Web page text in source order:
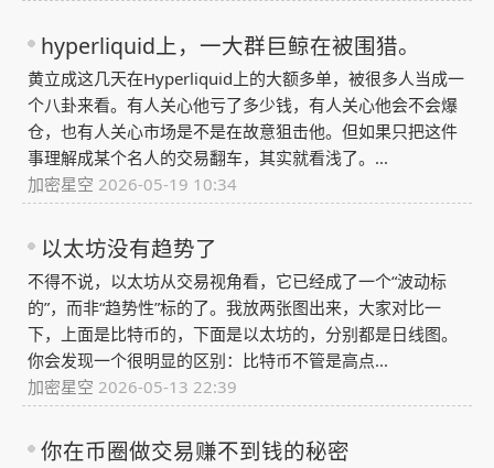
hyperliquid上，一大群巨鲸在被围猎。
黄立成这几天在Hyperliquid上的大额多单，被很多人当成一
个八卦来看。有人关心他亏了多少钱，有人关心他会不会爆
仓，也有人关心市场是不是在故意狙击他。但如果只把这件
事理解成某个名人的交易翻车，其实就看浅了。...
加密星空 2026-05-19 10:34
以太坊没有趋势了
不得不说，以太坊从交易视角看，它已经成了一个“波动标
的”，而非“趋势性”标的了。我放两张图出来，大家对比一
下，上面是比特币的，下面是以太坊的，分别都是日线图。
你会发现一个很明显的区别：比特币不管是高点...
加密星空 2026-05-13 22:39
你在币圈做交易赚不到钱的秘密